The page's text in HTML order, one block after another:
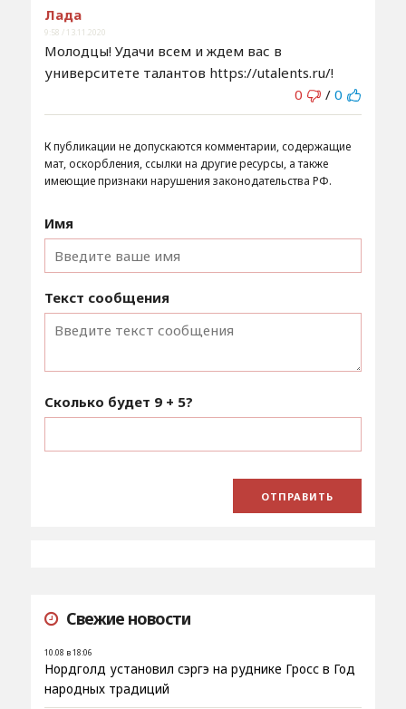
Лада
9:58 / 13.11.2020
Молодцы! Удачи всем и ждем вас в
университете талантов https://utalents.ru/!
0
/ 0
К публикации не допускаются комментарии, содержащие
мат, оскорбления, ссылки на другие ресурсы, а также
имеющие признаки нарушения законодательства РФ.
Имя
Текст сообщения
Сколько будет 9 + 5?
Свежие новости
10.08 в 18:06
Нордголд установил сэргэ на руднике Гросс в Год
народных традиций